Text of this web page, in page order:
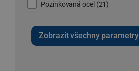
Pozinkovaná ocel (21)
Zobrazit všechny parametry